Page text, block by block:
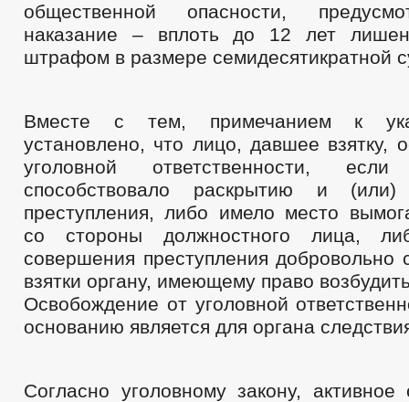
общественной опасности,
наказание – вплоть до 12 лет
штрафом в размере семидесятикратной
Вместе с тем, примечанием к
установлено, что лицо, давшее взятку,
уголовной ответственности,
способствовало раскрытию и (или)
преступления, либо имело место
со стороны должностного лица,
совершения преступления
взятки органу, имеющему право
Освобождение от уголовной
основанию является для органа
Согласно уголовному закону, активное